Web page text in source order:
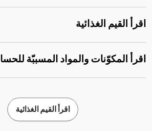
اقرأ القيم الغذائية
اقرأ المكوّنات والمواد المسببّة
اقرأ القيم الغذائية